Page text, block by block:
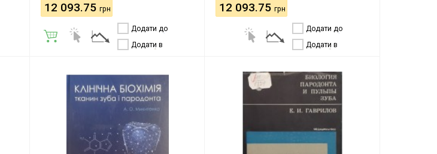
12 093.75грн
Додати до
порівняння
Додати в
12 093.75грн
Додати до
порівняння
Додати в